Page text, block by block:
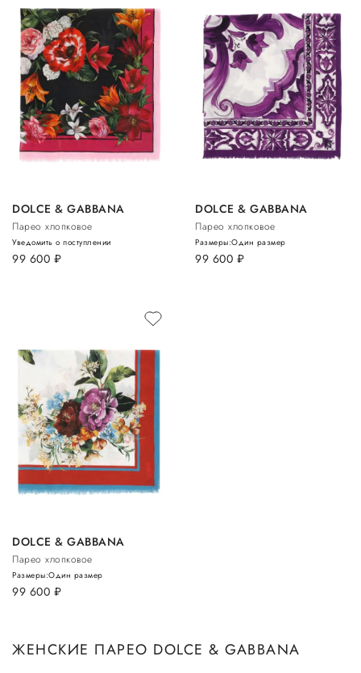
DOLCE & GABBANA
Парео хлопковое
99 600 руб.
Уведомить о поступлении
DOLCE & GABBANA
Парео хлопковое
99 600 руб.
Размеры:Один размер
DOLCE & GABBANA
Парео хлопковое
99 600 руб.
Размеры:Один размер
ЖЕНСКИЕ ПАРЕО DOLCE & GABBANA